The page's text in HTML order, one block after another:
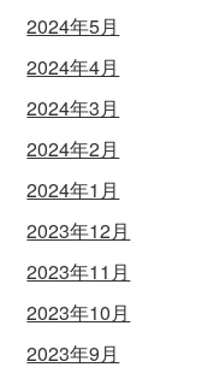
2024年5月
2024年4月
2024年3月
2024年2月
2024年1月
2023年12月
2023年11月
2023年10月
2023年9月